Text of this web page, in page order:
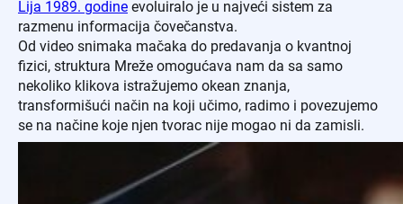
Lija 1989. godine evoluiralo je u najveći sistem za
razmenu informacija čovečanstva.
Od video snimaka mačaka do predavanja o kvantnoj
fizici, struktura Mreže omogućava nam da sa samo
nekoliko klikova istražujemo okean znanja,
transformišući način na koji učimo, radimo i povezujemo
se na načine koje njen tvorac nije mogao ni da zamisli.